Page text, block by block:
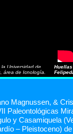
Universidad de
área de Icnología.
Magnussen, &
Paleontológicas
y Casamiquela
– Pleistoceno)